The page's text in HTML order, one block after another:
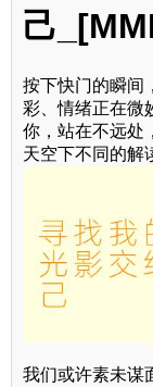
己
按下快门的瞬间
彩、情绪正在
你，站在不远处
天空下不同的解
我们或许素未谋